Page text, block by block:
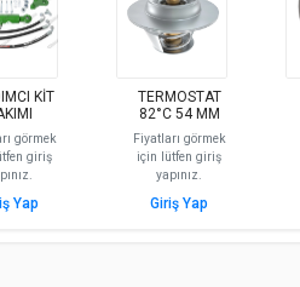
KİT
görmek
giriş
Yap
TERMOSTAT
82°C 54 MM
Fiyatları görmek
için lütfen giriş
yapınız.
Giriş Yap